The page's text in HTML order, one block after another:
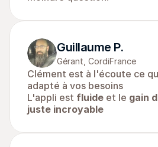
Guillaume P.
Gérant, CordiFrance
Clément est à l'écoute ce
adapté à vos besoins
L'appli est fluide et le gain
juste incroyable